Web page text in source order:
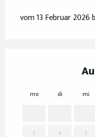
vom 13 Februar
mo di mi
3
4 5